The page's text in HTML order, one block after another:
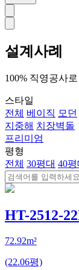
설계사례
100% 직영공사
스타일
전체
베이직 모던
지중해 치장벽돌
프리미엄
평형
전체 30평대 40평
HT-2512-
72.92m²
(22.06평)